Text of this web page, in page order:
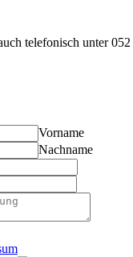
telefonisch unter
Vorname
Nachname